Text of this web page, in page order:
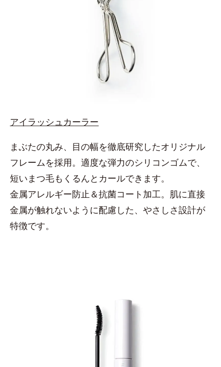
アイラッシュカーラー
まぶたの丸み、目の幅を徹底研究したオリジナル
フレームを採用。適度な弾力のシリコンゴムで、
短いまつ毛もくるんとカールできます。
金属アレルギー防止＆抗菌コート加工。肌に直接
金属が触れないように配慮した、やさしさ設計が
特徴です。